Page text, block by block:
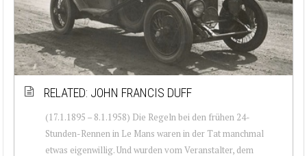
RELATED: JOHN FRANCIS DUFF
(17.1.1895 – 8.1.1958) Die Regeln bei den frühen 24-
Stunden-Rennen in Le Mans waren in der Tat manchmal
etwas eigenwillig. Und wurden vom Veranstalter, dem